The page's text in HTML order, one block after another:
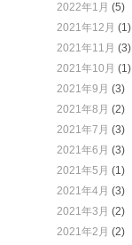
2022年1月 (5)
2021年12月 (1)
2021年11月 (3)
2021年10月 (1)
2021年9月 (3)
2021年8月 (2)
2021年7月 (3)
2021年6月 (3)
2021年5月 (1)
2021年4月 (3)
2021年3月 (2)
2021年2月 (2)